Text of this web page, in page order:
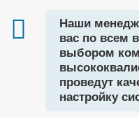
Наши
вас по всем
выбором
проведут
настройку